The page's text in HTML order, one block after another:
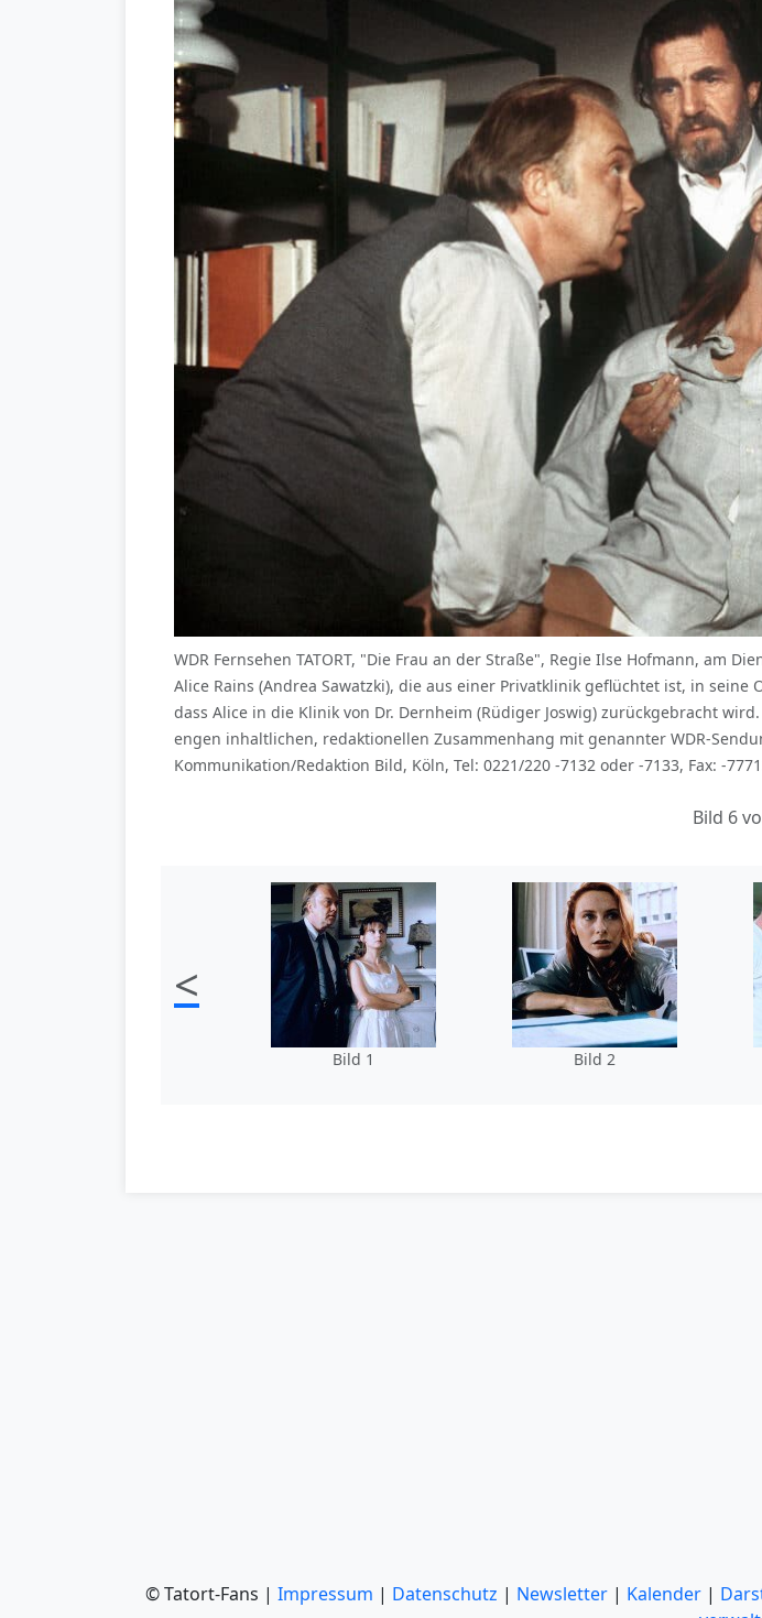
WDR Fernsehen TATORT, "Die Frau an der Straße", Regie Ilse Hofmann, am
Alice Rains (Andrea Sawatzki), die aus einer Privatklinik geflüchtet ist, in
dass Alice in die Klinik von Dr. Dernheim (Rüdiger Joswig) zurückgebracht
engen inhaltlichen, redaktionellen Zusammenhang mit genannter WDR-
Kommunikation/Redaktion Bild, Köln, Tel: 0221/220 -7132 oder -7133, Fax: -
Bild 6
<
Bild 1 Bild 2
© Tatort-Fans | Impressum | Datenschutz | Newsletter | Kalender |